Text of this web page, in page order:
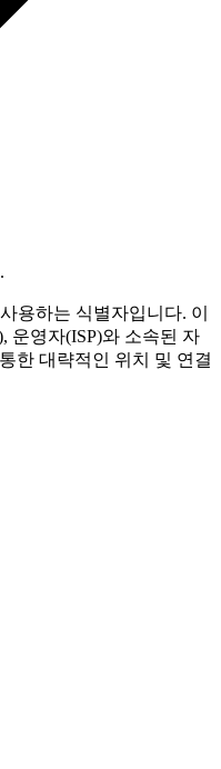
용하는 식별자입니다. 이
운영자(ISP)와 소속된 자
한 대략적인 위치 및 연결